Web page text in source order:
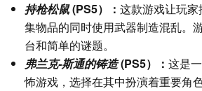
持枪松鼠(PS5）： 这款游戏让玩
集物品的同时使用武器制造混乱。
台和简单的谜题。
弗兰克-斯通的铸造(PS5）： 这是
怖游戏，选择在其中扮演着重要角